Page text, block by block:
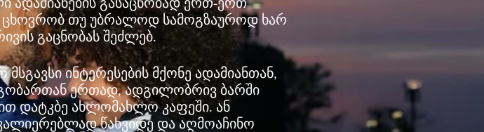
ადამიანების გასაცნობად ერთ-ერთ
ცხოვრობ თუ უბრალოდ სამოგზაუროდ ხარ
გაცნობას შეძლებ.
ინტერესების მქონე ადამიანთან,
ერთად, ადგილობრივ ბარში
დატკბე ახლომახლო კაფეში. ან
წახვიდე და აღმოაჩინო